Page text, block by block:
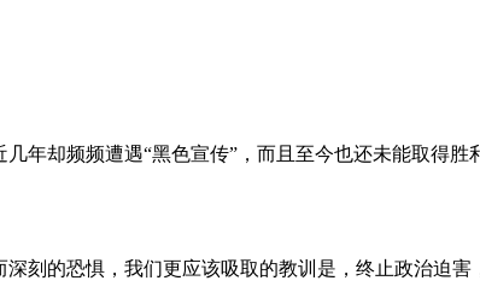
年却频频遭遇“黑色宣传”，而且至今也还未能取得胜
刻的恐惧，我们更应该吸取的教训是，终止政治迫